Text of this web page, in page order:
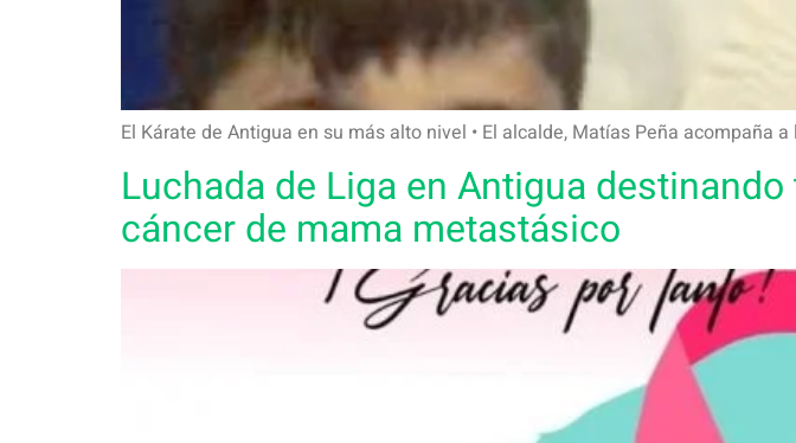
El Kárate de Antigua en su más alto nivel • El alcalde, Matías Peña
Luchada de Liga en Antigua
cáncer de mama metastásico